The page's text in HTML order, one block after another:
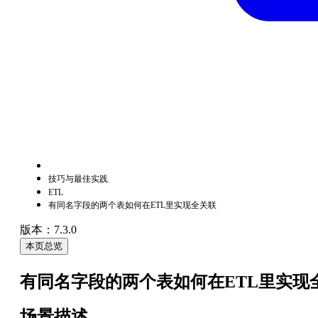
技巧与最佳实践
ETL
有同名字段的两个表如何在ETL里实现全关联
版本：7.3.0
本页总览
有同名字段的两个表如何在ETL里实现